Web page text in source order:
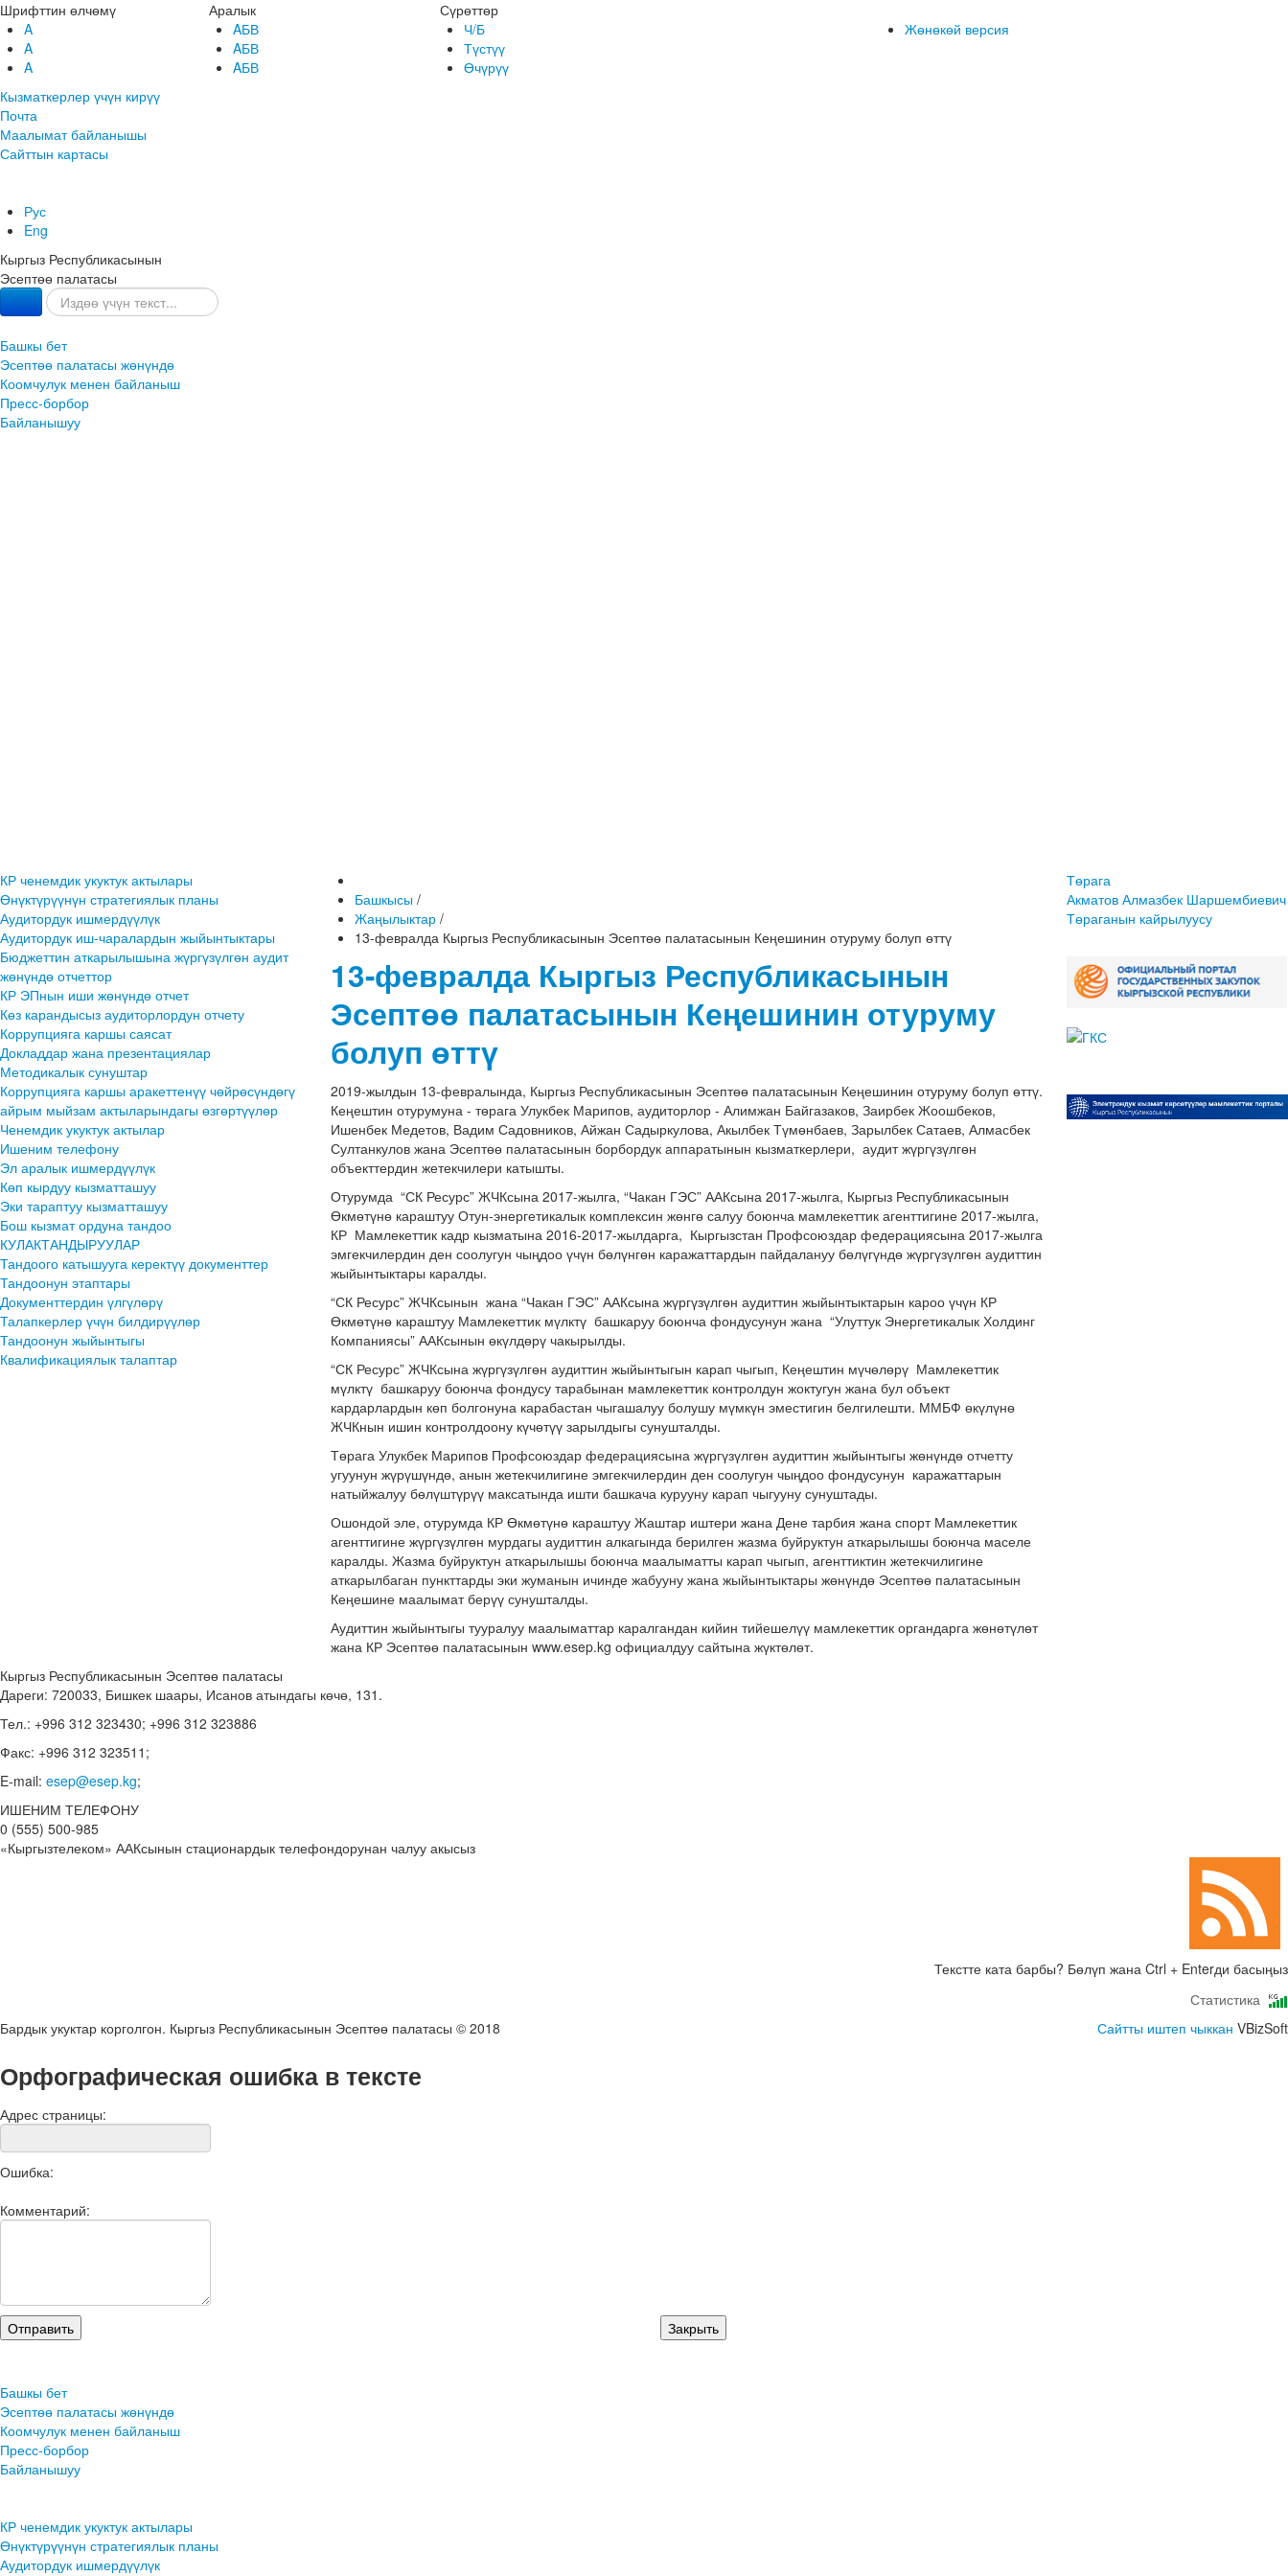
Шрифттин өлчөмү
A
A
A
Аралык
AБВ
AБВ
AБВ
Сүрөттөр
Ч/Б
Түстүү
Өчүрүү
Жөнөкөй версия
Кызматкерлер үчүн кирүү
Почта
Маалымат байланышы
Сайттын картасы
Рус
Eng
Кыргыз Республикасынын
Эсептөө палатасы
Башкы бет
Эсептөө палатасы жөнүндө
Коомчулук менен байланыш
Пресс-борбор
Байланышуу
КР ченемдик укуктук актылары
Өнүктүрүүнүн стратегиялык планы
Аудитордук ишмердүүлүк
Аудитордук иш-чаралардын жыйынтыктары
Бюджеттин аткарылышына жүргүзүлгөн аудит
жөнүндө отчеттор
КР ЭПнын иши жөнүндө отчет
Көз карандысыз аудиторлордун отчету
Коррупцияга каршы саясат
Докладдар жана презентациялар
Методикалык сунуштар
Коррупцияга каршы аракеттенүү чөйрөсүндөгү
айрым мыйзам актыларындагы өзгөртүүлөр
Ченемдик укуктук актылар
Ишеним телефону
Эл аралык ишмердүүлүк
Көп кырдуу кызматташуу
Эки тараптуу кызматташуу
Бош кызмат ордуна тандоо
КУЛАКТАНДЫРУУЛАР
Тандоого катышууга керектүү документтер
Тандоонун этаптары
Документтердин үлгүлөрү
Талапкерлер үчүн билдирүүлөр
Тандоонун жыйынтыгы
Квалификациялык талаптар
Башкысы /
Жаңылыктар /
13-февралда Кыргыз Республикасынын Эсептөө палатасынын Кеңешинин отуруму болуп өттү
13-февралда Кыргыз Республикасынын
Эсептөө палатасынын Кеңешинин отуруму
болуп өттү
2019-жылдын 13-февралында, Кыргыз Республикасынын Эсептөө палатасынын Кеңешинин отуруму болуп өттү.
Кеңештин отурумуна - төрага Улукбек Марипов, аудиторлор - Алимжан Байгазаков, Заирбек Жоошбеков,
Ишенбек Медетов, Вадим Садовников, Айжан Садыркулова, Акылбек Түмөнбаев, Зарылбек Сатаев, Алмасбек
Султанкулов жана Эсептөө палатасынын борбордук аппаратынын кызматкерлери, аудит жүргүзүлгөн
объекттердин жетекчилери катышты.
Отурумда “СК Ресурс” ЖЧКсына 2017-жылга, “Чакан ГЭС” ААКсына 2017-жылга, Кыргыз Республикасынын
Өкмөтүнө караштуу Отун-энергетикалык комплексин жөнгө салуу боюнча мамлекеттик агенттигине 2017-жылга,
КР Мамлекеттик кадр кызматына 2016-2017-жылдарга, Кыргызстан Профсоюздар федерациясына 2017-жылга
эмгекчилердин ден соолугун чыңдоо үчүн бөлүнгөн каражаттардын пайдалануу бөлүгүндө жүргүзүлгөн аудиттин
жыйынтыктары каралды.
“СК Ресурс” ЖЧКсынын жана “Чакан ГЭС” ААКсына жүргүзүлгөн аудиттин жыйынтыктарын кароо үчүн КР
Өкмөтүнө караштуу Мамлекеттик мүлктү башкаруу боюнча фондусунун жана “Улуттук Энергетикалык Холдинг
Компаниясы” ААКсынын өкүлдөрү чакырылды.
“СК Ресурс” ЖЧКсына жүргүзүлгөн аудиттин жыйынтыгын карап чыгып, Кеңештин мүчөлөрү Мамлекеттик
мүлктү башкаруу боюнча фондусу тарабынан мамлекеттик контролдун жоктугун жана бул объект
кардарлардын көп болгонуна карабастан чыгашалуу болушу мүмкүн эместигин белгилешти. ММБФ өкүлүнө
ЖЧКнын ишин контролдоону күчөтүү зарылдыгы сунушталды.
Төрага Улукбек Марипов Профсоюздар федерациясына жүргүзүлгөн аудиттин жыйынтыгы жөнүндө отчетту
угуунун жүрүшүндө, анын жетекчилигине эмгекчилердин ден соолугун чыңдоо фондусунун каражаттарын
натыйжалуу бөлүштүрүү максатында ишти башкача курууну карап чыгууну сунуштады.
Ошондой эле, отурумда КР Өкмөтүнө караштуу Жаштар иштери жана Дене тарбия жана спорт Мамлекеттик
агенттигине жүргүзүлгөн мурдагы аудиттин алкагында берилген жазма буйруктун аткарылышы боюнча маселе
каралды. Жазма буйруктун аткарылышы боюнча маалыматты карап чыгып, агенттиктин жетекчилигине
аткарылбаган пункттарды эки жуманын ичинде жабууну жана жыйынтыктары жөнүндө Эсептөө палатасынын
Кеңешине маалымат берүү сунушталды.
Аудиттин жыйынтыгы тууралуу маалыматтар каралгандан кийин тийешелүү мамлекеттик органдарга жөнөтүлөт
жана КР Эсептөө палатасынын www.esep.kg официалдуу сайтына жүктөлөт.
Төрага
Акматов Алмазбек Шаршембиевич
Төраганын кайрылуусу
Кыргыз Республикасынын Эсептөө палатасы
Дареги: 720033, Бишкек шаары, Исанов атындагы көчө, 131.
Тел.: +996 312 323430; +996 312 323886
Факс: +996 312 323511;
E-mail: esep@esep.kg;
ИШЕНИМ ТЕЛЕФОНУ
0 (555) 500-985
«Кыргызтелеком» ААКсынын стационардык телефондорунан чалуу акысыз
Текстте ката барбы? Бөлүп жана Ctrl + Enterди басыңыз
Статистика
Бардык укуктар корголгон. Кыргыз Республикасынын Эсептөө палатасы © 2018
Сайтты иштеп чыккан VBizSoft
Орфографическая ошибка в тексте
Адрес страницы:
Ошибка:
Комментарий:
Башкы бет
Эсептөө палатасы жөнүндө
Коомчулук менен байланыш
Пресс-борбор
Байланышуу
КР ченемдик укуктук актылары
Өнүктүрүүнүн стратегиялык планы
Аудитордук ишмердүүлүк